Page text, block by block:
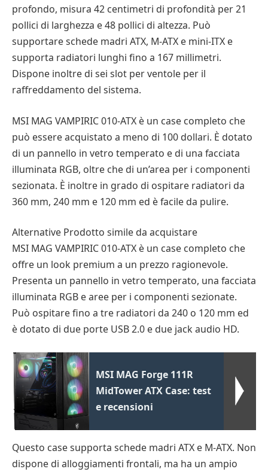
profondo, misura 42 centimetri di profondità per 21
pollici di larghezza e 48 pollici di altezza. Può
supportare schede madri ATX, M-ATX e mini-ITX e
supporta radiatori lunghi fino a 167 millimetri.
Dispone inoltre di sei slot per ventole per il
raffreddamento del sistema.
MSI MAG VAMPIRIC 010-ATX è un case completo che
può essere acquistato a meno di 100 dollari. È dotato
di un pannello in vetro temperato e di una facciata
illuminata RGB, oltre che di un’area per i componenti
sezionata. È inoltre in grado di ospitare radiatori da
360 mm, 240 mm e 120 mm ed è facile da pulire.
Alternative Prodotto simile da acquistare
MSI MAG VAMPIRIC 010-ATX è un case completo che
offre un look premium a un prezzo ragionevole.
Presenta un pannello in vetro temperato, una facciata
illuminata RGB e aree per i componenti sezionate.
Può ospitare fino a tre radiatori da 240 o 120 mm ed
è dotato di due porte USB 2.0 e due jack audio HD.
MSI MAG Forge 111R
MidTower ATX Case: test
e recensioni
Questo case supporta schede madri ATX e M-ATX. Non
dispone di alloggiamenti frontali, ma ha un ampio